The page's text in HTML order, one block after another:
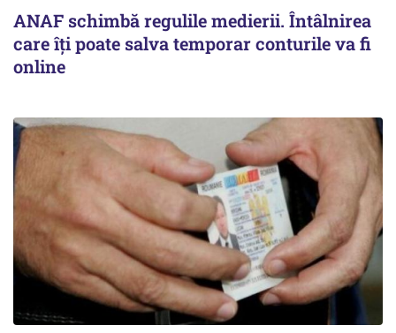
ANAF schimbă regulile medierii. Întâlnirea
care îți poate salva temporar conturile va fi
online